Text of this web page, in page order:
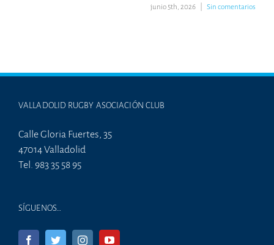
junio 5th, 2026 Sin comentarios
VALLADOLID RUGBY ASOCIACIÓN CLUB
Calle Gloria Fuertes, 35
47014 Valladolid
Tel. 983 35 58 95
SÍGUENOS…